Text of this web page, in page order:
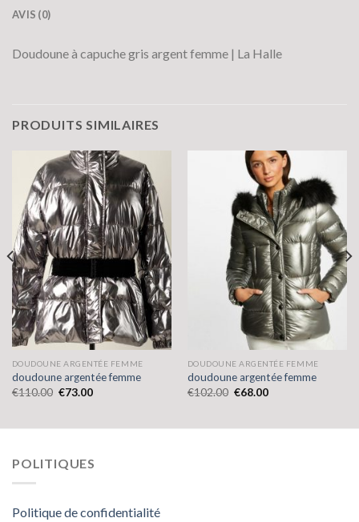
AVIS (0)
Doudoune à capuche gris argent femme | La Halle
PRODUITS SIMILAIRES
DOUDOUNE ARGENTÉE FEMME
doudoune argentée femme
€110.00 €73.00
DOUDOUNE ARGENTÉE FEMME
doudoune argentée femme
€102.00 €68.00
POLITIQUES
Politique de confidentialité